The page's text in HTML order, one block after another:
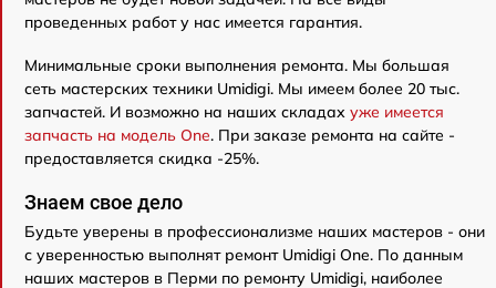
проведенных работ у нас имеется гарантия.
Минимальные сроки выполнения ремонта. Мы большая
сеть мастерских техники Umidigi. Мы имеем более 20 тыс.
запчастей. И возможно на наших складах уже имеется
запчасть на модель One. При заказе ремонта на сайте -
предоставляется скидка -25%.
Знаем свое дело
Будьте уверены в профессионализме наших мастеров - они
с уверенностью выполнят ремонт Umidigi One. По данным
наших мастеров в Перми по ремонту Umidigi, наиболее